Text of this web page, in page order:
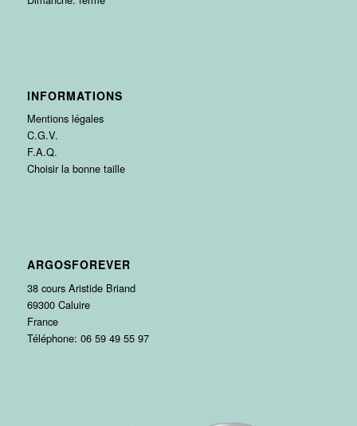
INFORMATIONS
Mentions légales
C.G.V.
F.A.Q.
Choisir la bonne taille
ARGOSFOREVER
38 cours Aristide Briand
69300 Caluire
France
Téléphone: 06 59 49 55 97